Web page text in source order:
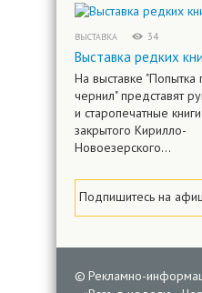
ВЫСТАВКА 34
Выставка редких
На выставке "Попытка
чернил" представят
и старопечатные
закрытого Кирилло-
Новоезерского...
Подпишитесь на
© Рекламно-